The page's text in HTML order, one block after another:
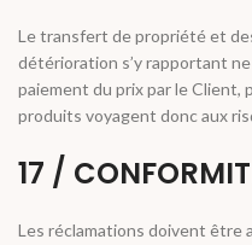
Le transfert de propriété et
détérioration s’y rapportant
paiement du prix par le Client,
produits voyagent donc aux
17 /
Les réclamations doivent être